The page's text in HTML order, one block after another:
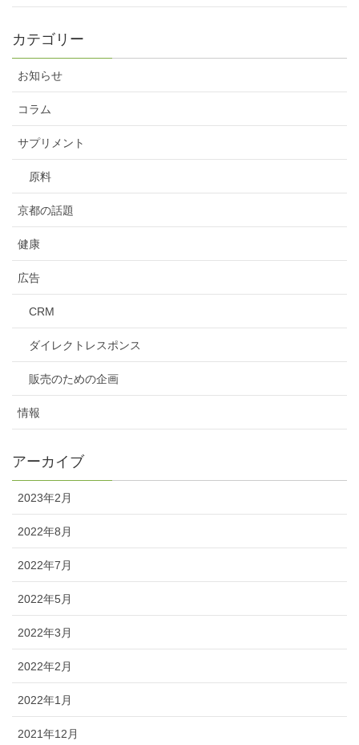
カテゴリー
お知らせ
コラム
サプリメント
原料
京都の話題
健康
広告
CRM
ダイレクトレスポンス
販売のための企画
情報
アーカイブ
2023年2月
2022年8月
2022年7月
2022年5月
2022年3月
2022年2月
2022年1月
2021年12月